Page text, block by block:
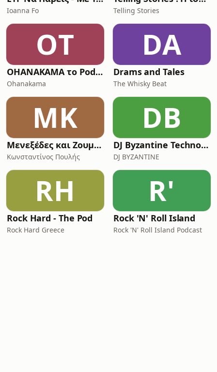
Ioanna Fo Telling Stories
OΤ
OHANAKAMA το Podcast
Ohanakama
DA
Drams and Tales
The Whisky Beat
ΜΚ
Μενεξέδες και Ζουμπούλια
Κωνσταντίνος Πουλής
DB
DJ Byzantine Techno Podcast
DJ BYZANTINE
RH
Rock Hard - The Pod
Rock Hard Greece
R'
Rock 'N' Roll Island
Rock 'N' Roll Island Podcast